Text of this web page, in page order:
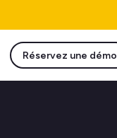
Réservez une démo